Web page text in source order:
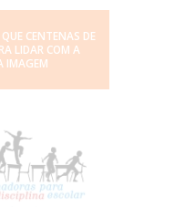
CENTENAS DE
LIDAR COM A
IMAGEM